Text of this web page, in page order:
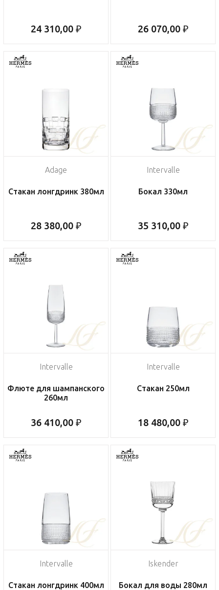
24 310,00 ₽ 26 070,00 ₽
Adage
Стакан лонгдринк 380мл
28 380,00 ₽
Intervalle
Бокал 330мл
35 310,00 ₽
Intervalle
Флюте для шампанского
260мл
36 410,00 ₽
Intervalle
Стакан 250мл
18 480,00 ₽
Intervalle
Стакан лонгдринк 400мл
Iskender
Бокал для воды 280мл